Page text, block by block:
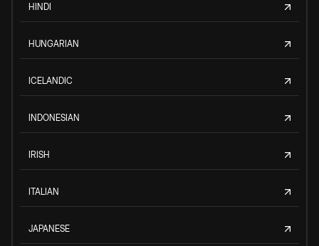
HINDI
HUNGARIAN
ICELANDIC
INDONESIAN
IRISH
ITALIAN
JAPANESE